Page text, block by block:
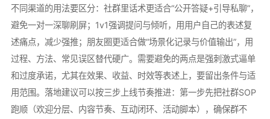
不同渠道的用法要区分：社群里话术更适合“公开答疑+引导私聊”，
避免一对一深聊刷屏；1v1强调提问与倾听，用用户自己的表述复
述痛点，减少强推；朋友圈更适合做“场景化记录与价值输出”，用
过程、方法、常见误区替代硬广。需要避免的两点是强刺激式逼单
和过度承诺，尤其在效果、收益、时效等表述上，要留出条件与适
用范围。落地建议可以按三步上线节奏推进：第一步先把社群SOP
跑顺（欢迎分层、内容节奏、互动闭环、活动脚本），确保群不